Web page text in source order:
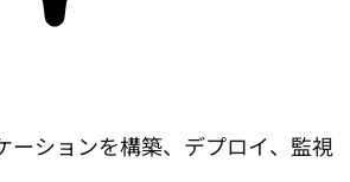
ーションを構築、デプロイ、監視